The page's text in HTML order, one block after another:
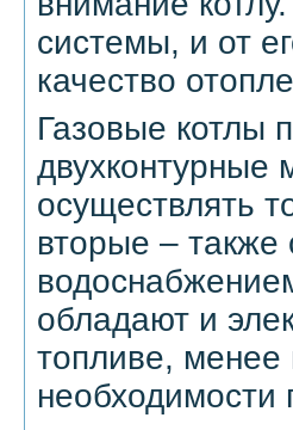
системы, и от
качество
Газовые котлы
двухконтурные
осуществлять
вторые – также
обладают и
топливе, менее
необходимости